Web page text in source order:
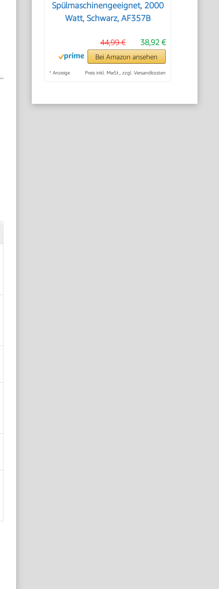
Spülmaschinengeeignet, 2000
Watt, Schwarz, AF357B
38,92 €
44,99 €
Bei Amazon ansehen
* Anzeige Preis inkl. MwSt., zzgl. Versandkosten